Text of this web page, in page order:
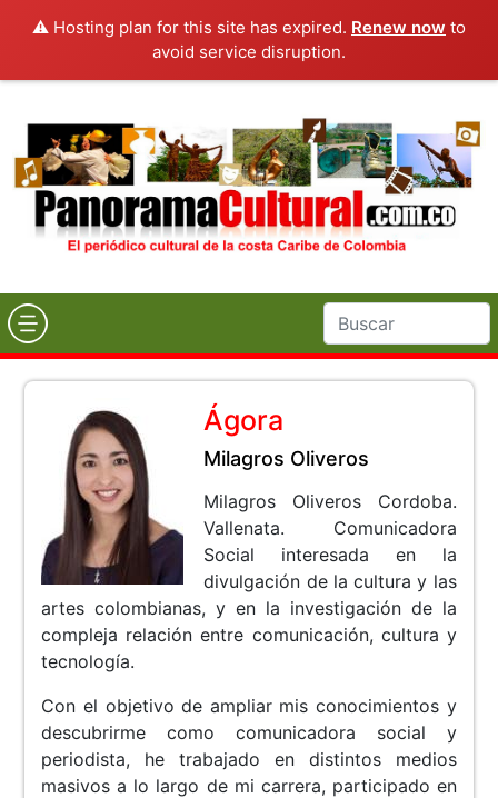
⚠️ Hosting plan for this site has expired. Renew now to
avoid service disruption.
Ágora
Milagros Oliveros
Milagros Oliveros Cordoba.
Vallenata. Comunicadora
Social interesada en la
divulgación de la cultura y las
artes colombianas, y en la investigación de la
compleja relación entre comunicación, cultura y
tecnología.
Con el objetivo de ampliar mis conocimientos y
descubrirme como comunicadora social y
periodista, he trabajado en distintos medios
masivos a lo largo de mi carrera, participado en